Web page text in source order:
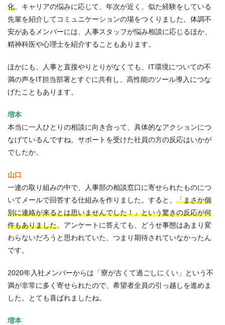
化。キャリアの悩みに応じて、年次が近く、似た経験をしている
先輩を紹介してコミュニケーションの場をつくりました。体調不
安があるメンバーには、人事スタッフが悩み相談に応じるほか、
精神科医や心理士を紹介することもあります。
ほかにも、人事と直接やりとりがなくても、IT環境についての不
満の声をIT担当部署とすぐに共有し、高性能のツール導入につな
げたこともあります。
増本
本当に一人ひとりの相談に向き合って、具体的なアクションにつ
なげているんですね。サポートを受けた社員の方の反応はいかが
でしたか。
山口
一連の取り組みの中で、人事部の相談窓口に寄せられたものにつ
いてメールで回答する仕組みを作りました。すると、 「まさか個
別に連絡が来るとは思いませんでした！」という驚きの反応が何
件もありました。アンケートに答えても、どうせ事態はあまり変
わらないだろうと思われていた、つまり期待されていなかったん
です。
2020年入社メンバーからは「寮が古くて過ごしにくい」という不
満が非常に多く寄せられたので、希望者全員の引っ越しを進めま
した。とても喜ばれましたね。
増本